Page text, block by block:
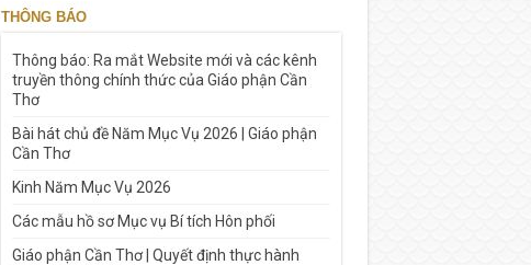
THÔNG BÁO
Thông báo: Ra mắt Website mới và các kênh
truyền thông chính thức của Giáo phận Cần
Thơ
Bài hát chủ đề Năm Mục Vụ 2026 | Giáo phận
Cần Thơ
Kinh Năm Mục Vụ 2026
Các mẫu hồ sơ Mục vụ Bí tích Hôn phối
Giáo phận Cần Thơ | Quyết định thực hành